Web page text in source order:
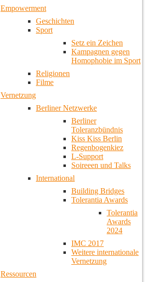
Empowerment
Geschichten
Sport
Setz ein Zeichen
Kampagnen gegen
Homophobie im Sport
Religionen
Filme
Vernetzung
Berliner Netzwerke
Berliner
Toleranzbündnis
Kiss Kiss Berlin
Regenbogenkiez
L-Support
Soireeen und Talks
International
Building Bridges
Tolerantia Awards
Tolerantia
Awards
2024
IMC 2017
Weitere internationale
Vernetzung
Ressourcen